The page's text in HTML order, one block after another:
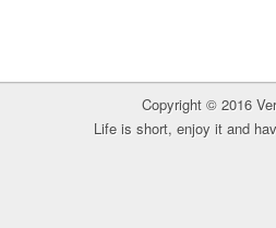
Copyright © 2016
Life is short, enjoy it and